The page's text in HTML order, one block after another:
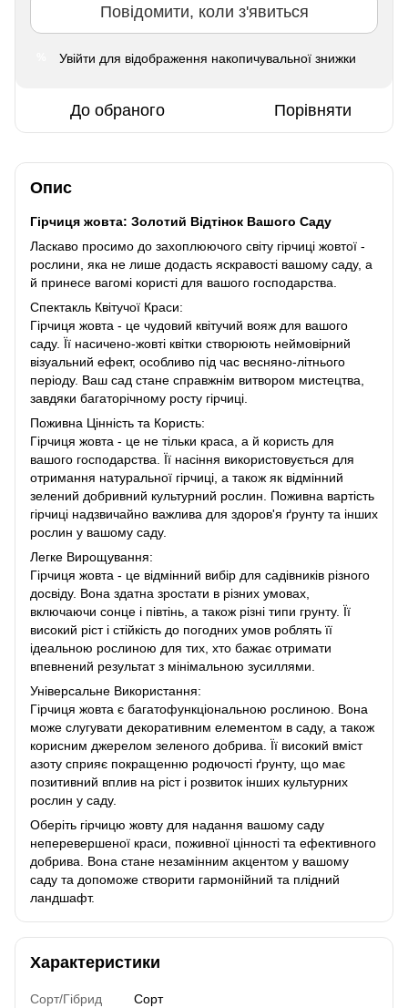
Повідомити, коли з'явиться
Увійти для відображення накопичувальної знижки
До обраного Порівняти
Опис
Гірчиця жовта: Золотий Відтінок Вашого Саду
Ласкаво просимо до захоплюючого світу гірчиці жовтої -
рослини, яка не лише додасть яскравості вашому саду, а
й принесе вагомі користі для вашого господарства.
Спектакль Квітучої Краси:
Гірчиця жовта - це чудовий квітучий вояж для вашого
саду. Її насичено-жовті квітки створюють неймовірний
візуальний ефект, особливо під час весняно-літнього
періоду. Ваш сад стане справжнім витвором мистецтва,
завдяки багаторічному росту гірчиці.
Поживна Цінність та Користь:
Гірчиця жовта - це не тільки краса, а й користь для
вашого господарства. Її насіння використовується для
отримання натуральної гірчиці, а також як відмінний
зелений добривний культурний рослин. Поживна вартість
гірчиці надзвичайно важлива для здоров'я ґрунту та інших
рослин у вашому саду.
Легке Вирощування:
Гірчиця жовта - це відмінний вибір для садівників різного
досвіду. Вона здатна зростати в різних умовах,
включаючи сонце і півтінь, а також різні типи грунту. Її
високий ріст і стійкість до погодних умов роблять її
ідеальною рослиною для тих, хто бажає отримати
впевнений результат з мінімальною зусиллями.
Універсальне Використання:
Гірчиця жовта є багатофункціональною рослиною. Вона
може слугувати декоративним елементом в саду, а також
корисним джерелом зеленого добрива. Її високий вміст
азоту сприяє покращенню родючості ґрунту, що має
позитивний вплив на ріст і розвиток інших культурних
рослин у саду.
Оберіть гірчицю жовту для надання вашому саду
неперевершеної краси, поживної цінності та ефективного
добрива. Вона стане незамінним акцентом у вашому
саду та допоможе створити гармонійний та плідний
ландшафт.
Характеристики
Сорт/Гібрид Сорт